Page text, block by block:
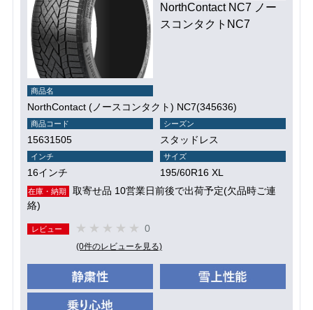
NorthContact NC7 ノー
スコンタクトNC7
商品名
NorthContact (ノースコンタクト) NC7(345636)
商品コード
15631505
シーズン
スタッドレス
インチ
16インチ
サイズ
195/60R16 XL
在庫・納期
取寄せ品 10営業日前後で出荷予定(欠品時ご連
絡)
レビュー 0
(0件のレビューを見る)